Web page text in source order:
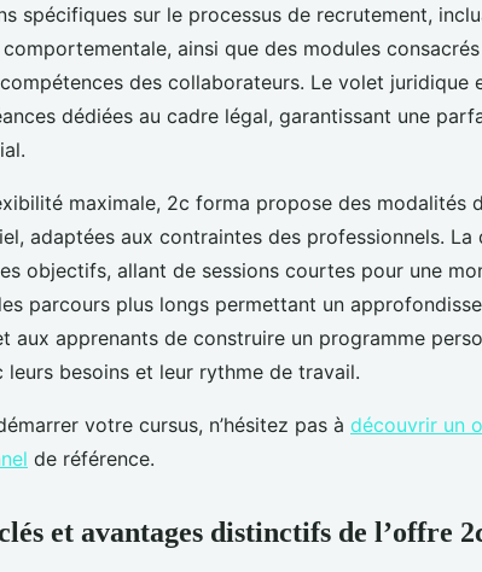
spécifiques sur le processus de recrutement,
ainsi que des modules
des collaborateurs. Le volet juridique
dédiées au cadre légal, garantissant une
maximale, 2c forma propose des modalités
adaptées aux contraintes des professionnels. La
objectifs, allant de sessions courtes pour une
parcours plus longs permettant un
aux apprenants de construire un programme
leurs besoins et leur rythme de travail.
votre cursus, n’hésitez pas à découvrir un
de référence.
et avantages distinctifs de l’offre